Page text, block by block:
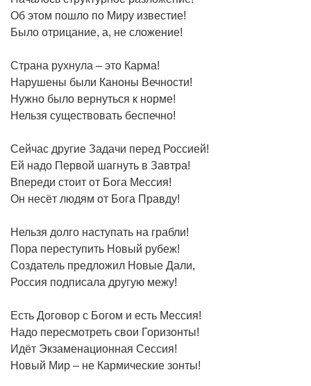
Об этом пошло по Миру известие!
Было отрицание, а, не сложение!
Страна рухнула – это Карма!
Нарушены были Каноны Вечности!
Нужно было вернуться к норме!
Нельзя существовать беспечно!
Сейчас другие Задачи перед Россией!
Ей надо Первой шагнуть в Завтра!
Впереди стоит от Бога Мессия!
Он несёт людям от Бога Правду!
Нельзя долго наступать на грабли!
Пора переступить Новый рубеж!
Создатель предложил Новые Дали,
Россия подписала другую межу!
Есть Договор с Богом и есть Мессия!
Надо пересмотреть свои Горизонты!
Идёт Экзаменационная Сессия!
Новый Мир – не Кармические зонты!